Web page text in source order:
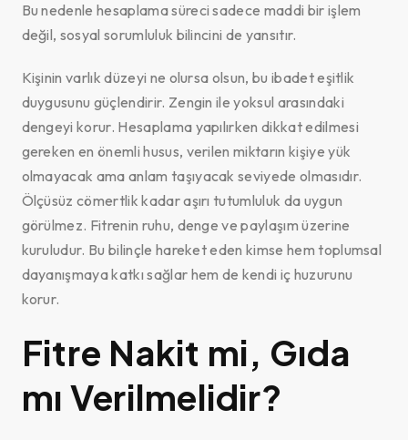
Bu nedenle hesaplama süreci sadece maddi bir işlem
değil, sosyal sorumluluk bilincini de yansıtır.
Kişinin varlık düzeyi ne olursa olsun, bu ibadet eşitlik
duygusunu güçlendirir. Zengin ile yoksul arasındaki
dengeyi korur. Hesaplama yapılırken dikkat edilmesi
gereken en önemli husus, verilen miktarın kişiye yük
olmayacak ama anlam taşıyacak seviyede olmasıdır.
Ölçüsüz cömertlik kadar aşırı tutumluluk da uygun
görülmez. Fitrenin ruhu, denge ve paylaşım üzerine
kuruludur. Bu bilinçle hareket eden kimse hem toplumsal
dayanışmaya katkı sağlar hem de kendi iç huzurunu
korur.
Fitre Nakit mi, Gıda
mı Verilmelidir?